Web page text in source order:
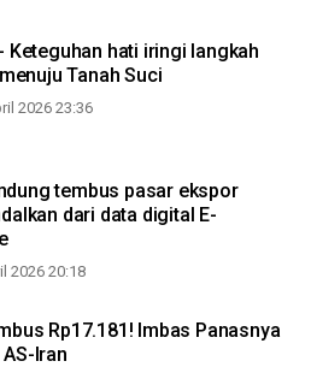
Keteguhan hati iringi langkah
Tanah Suci
2026 23:36
tembus pasar ekspor
dari data digital E-
2026 20:18
Rp17.181! Imbas Panasnya
Iran